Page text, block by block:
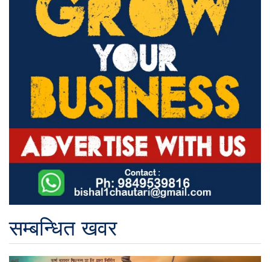
सम्बन्धित खवर